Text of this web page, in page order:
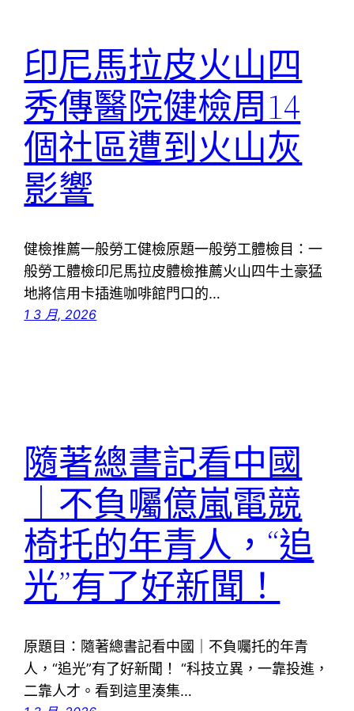
印尼馬拉皮火山四
秀傳醫院健檢周14
個社區遭到火山灰
影響
健檢推薦一般勞工健檢原題一般勞工體檢目：一
般勞工體檢印尼馬拉皮體檢推薦火山四牛土豪猛
地將信用卡插進咖啡館門口的…
1 3 月, 2026
隨著總書記看中國
｜不負囑億嵐電競
椅托的年青人，“追
光”有了好新聞！
原題目：隨著總書記看中國｜不負囑托的年青
人，“追光”有了好新聞！ “科技立異，一靠投進，
二靠人才。看到這里湊集…